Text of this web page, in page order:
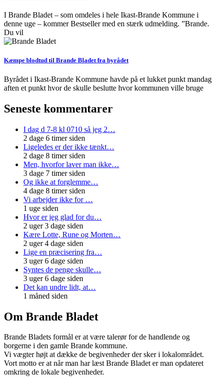
I Brande Bladet – som omdeles i hele Ikast-Brande Kommune i
denne uge – kommer Bestseller med en stærk udmelding. ”Brande.
Du vil
Kæmpe blodtud til Brande Bladet fra byrådet
Byrådet i Ikast-Brande Kommune havde på et lukket punkt mandag
aften et punkt hvor de skulle beslutte hvor kommunen ville bruge
Seneste kommentarer
I dag d 7-8 kl 0710 så jeg 2…
2 dage 6 timer siden
Ligeledes er der ikke tænkt…
2 dage 8 timer siden
Men, hvorfor laver man ikke…
3 dage 7 timer siden
Og ikke at forglemme…
4 dage 8 timer siden
Vi arbejder ikke for …
1 uge siden
Hvor er jeg glad for du…
2 uger 3 dage siden
Kære Lotte, Rune og Morten…
2 uger 4 dage siden
Lige en præcisering fra…
3 uger 6 dage siden
Syntes de penge skulle…
3 uger 6 dage siden
Det kan undre lidt, at…
1 måned siden
Om Brande Bladet
Brande Bladets formål er at være talerør for de handlende og
borgerne i den gamle Brande kommune.
Vi vægter højt at dække de begivenheder der sker i lokalområdet.
Vort motto er at når man har læst Brande Bladet er man opdateret
omkring de lokale begivenheder.